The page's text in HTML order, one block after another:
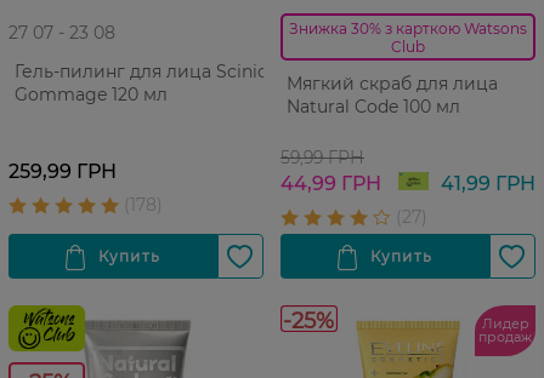
27 07 - 23 08
Гель-пилинг для лица Scinic
Gommage 120 мл
259,99 ГРН
Знижка 30% з карткою Watsons
Club
Мягкий скраб для лица
Natural Code 100 мл
59,99 ГРН
44,99 ГРН 41,99 ГРН
-25% Лидер
продаж